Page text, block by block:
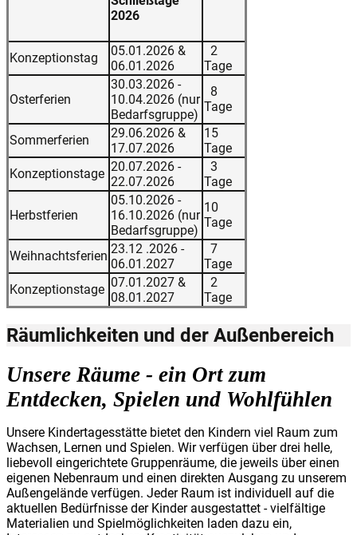
2026
Konzeptionstag
05.01.2026 &
06.01.2026
2
Tage
Osterferien
30.03.2026 -
10.04.2026 (nur
Bedarfsgruppe)
8
Tage
Sommerferien
29.06.2026 &
17.07.2026
15
Tage
Konzeptionstage 20.07.2026 -
22.07.2026
3
Tage
Herbstferien
05.10.2026 -
16.10.2026 (nur
Bedarfsgruppe)
10
Tage
Weihnachtsferien 23.12 .2026 -
06.01.2027
7
Tage
Konzeptionstage 07.01.2027 &
08.01.2027
2
Tage
Räumlichkeiten und der Außenbereich
Unsere Räume - ein Ort zum
Entdecken, Spielen und Wohlfühlen
Unsere Kindertagesstätte bietet den Kindern viel Raum zum
Wachsen, Lernen und Spielen. Wir verfügen über drei helle,
liebevoll eingerichtete Gruppenräume, die jeweils über einen
eigenen Nebenraum und einen direkten Ausgang zu unserem
Außengelände verfügen. Jeder Raum ist individuell auf die
aktuellen Bedürfnisse der Kinder ausgestattet - vielfältige
Materialien und Spielmöglichkeiten laden dazu ein,